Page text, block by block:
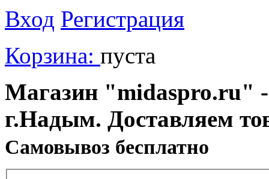
Вход Регистрация
Корзина: пуста
Магазин "midaspro.ru" -
г.Надым. Доставляем
Cамовывоз бесплатно